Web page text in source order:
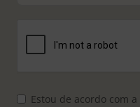
Estou de acordo com a